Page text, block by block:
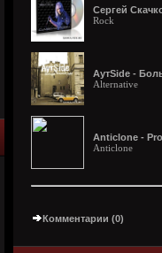
Сергей
Rock
АутSide -
Alternative
Anticlone -
Anticlone
Комментарии (0)